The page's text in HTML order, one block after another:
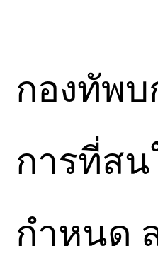
กองทัพ
การที่ส
กำหนด